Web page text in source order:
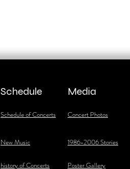
Schedule
Schedule of Concerts
Media
Concert Photos
New Music 1986-2006 Stories
history of Concerts Poster Gallery